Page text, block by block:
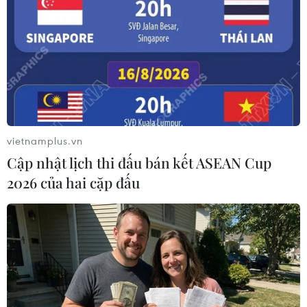
Bà nhấn mạnh cần hiểu được cách thức và lý do
cảnh quan đang thay đổi, đồng thời xác định
các khu vực dễ bị lũ lụt nhất để thực hiện các
bước chuẩn bị phù hợp nhằm giảm mực nước
biển dâng trong tương lai./.
(TTXVN/Vietnam+)
vietnamplus.vn
Cập nhật lịch thi đấu bán kết ASEAN Cup
2026 của hai cặp đấu